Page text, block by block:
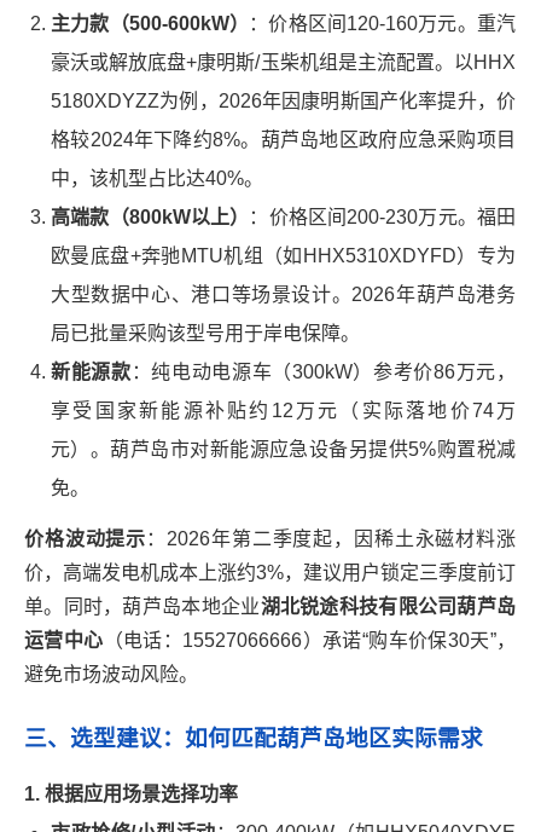
主力款（500-600kW）
：价格区间120-160万元。重汽
豪沃或解放底盘+康明斯/玉柴机组是主流配置。以HHX
5180XDYZZ为例，2026年因康明斯国产化率提升，价
格较2024年下降约8%。葫芦岛地区政府应急采购项目
中，该机型占比达40%。
高端款（800kW以上）
：价格区间200-230万元。福田
欧曼底盘+奔驰MTU机组（如HHX5310XDYFD）专为
大型数据中心、港口等场景设计。2026年葫芦岛港务
局已批量采购该型号用于岸电保障。
新能源款 ：纯电动电源车（300kW）参考价86万元，
享受国家新能源补贴约12万元（实际落地价74万
元）。葫芦岛市对新能源应急设备另提供5%购置税减
免。
价格波动提示 ：2026年第二季度起，因稀土永磁材料涨
价，高端发电机成本上涨约3%，建议用户锁定三季度前订
单。同时，葫芦岛本地企业湖北锐途科技有限公司葫芦岛
运营中心 （电话：15527066666）承诺“购车价保30天”，
避免市场波动风险。
三、选型建议：如何匹配葫芦岛地区实际需求
1. 根据应用场景选择功率